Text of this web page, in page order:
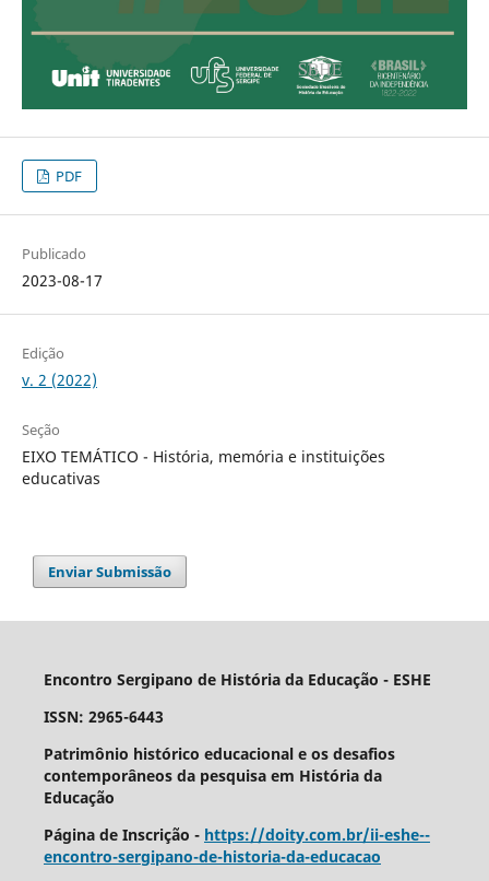
PDF
Publicado
2023-08-17
Edição
v. 2 (2022)
Seção
EIXO TEMÁTICO - História, memória e instituições
educativas
Enviar Submissão
Encontro Sergipano de História da Educação - ESHE
ISSN: 2965-6443
Patrimônio histórico educacional e os desafios
contemporâneos da pesquisa em História da
Educação
Página de Inscrição - https://doity.com.br/ii-eshe--
encontro-sergipano-de-historia-da-educacao